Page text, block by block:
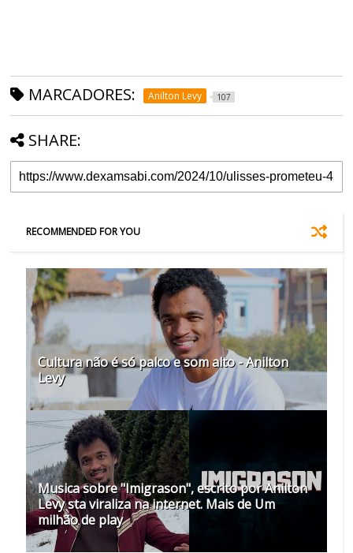
MARCADORES: Anilton Levy 107
SHARE:
RECOMMENDED FOR YOU
Cultura não é só palco e som alto - Anilton
Levy
Musica sobre "Imigrason", escrito por Anilton
Levy sta viraliza na internet. Mais de Um
milhão de play